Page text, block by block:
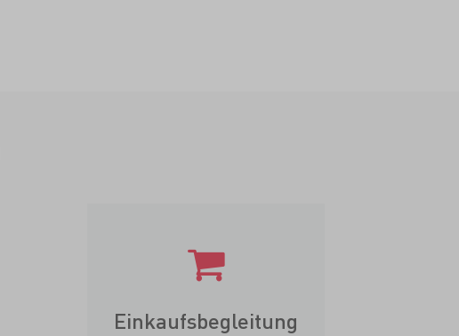
Einkaufsbegleitung